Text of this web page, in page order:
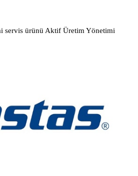
servis ürünü Aktif Üretim Yönetimi